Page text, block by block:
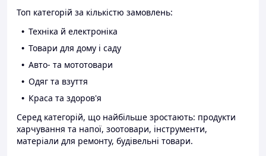
Топ категорій за кількістю замовлень:
Техніка й електроніка
Товари для дому і саду
Авто- та мототовари
Одяг та взуття
Краса та здоров'я
Серед категорій, що найбільше зростають: продукти
харчування та напої, зоотовари, інструменти,
матеріали для ремонту, будівельні товари.